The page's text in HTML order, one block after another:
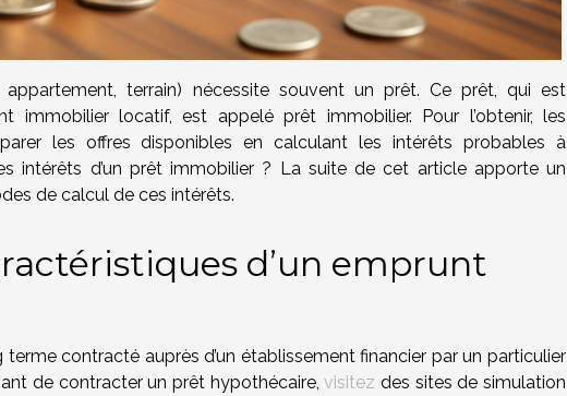
appartement, terrain) nécessite souvent un prêt. Ce prêt, qui est
immobilier locatif, est appelé prêt immobilier. Pour l’obtenir, les
les offres disponibles en calculant les intérêts probables à
intérêts d’un prêt immobilier ? La suite de cet article apporte un
de calcul de ces intérêts.
d’un emprunt
contracté auprès d’un établissement financier par un particulier
de contracter un prêt hypothécaire,visitez des sites de simulation